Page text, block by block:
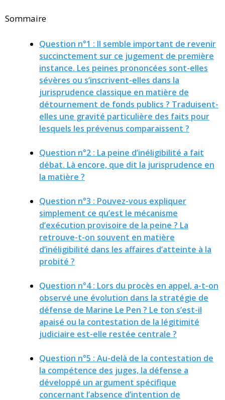
Sommaire
Question n°1 : Il semble important de revenir
succinctement sur ce jugement de première
instance. Les peines prononcées sont-elles
sévères ou s’inscrivent-elles dans la
jurisprudence classique en matière de
détournement de fonds publics ? Traduisent-
elles une gravité particulière des faits pour
lesquels les prévenus comparaissent ?
Question n°2 : La peine d’inéligibilité a fait
débat. Là encore, que dit la jurisprudence en
la matière ?
Question n°3 : Pouvez-vous expliquer
simplement ce qu’est le mécanisme
d’exécution provisoire de la peine ? La
retrouve-t-on souvent en matière
d’inéligibilité dans les affaires d’atteinte à la
probité ?
Question n°4 : Lors du procès en appel, a-t-on
observé une évolution dans la stratégie de
défense de Marine Le Pen ? Le ton s’est-il
apaisé ou la contestation de la légitimité
judiciaire est-elle restée centrale ?
Question n°5 : Au-delà de la contestation de
la compétence des juges, la défense a
développé un argument spécifique
concernant l’absence d’intention de